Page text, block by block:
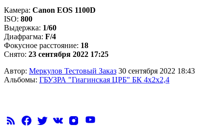
Камера: Canon EOS 1100D
ISO: 800
Выдержка: 1/60
Диафрагма: F/4
Фокусное расстояние: 18
Снято: 23 сентября 2022 17:25
Автор: Меркулов Тестовый Заказ 30 сентября 2022 18:43
Альбомы: ГБУЗРА "Гиагинская ЦРБ" БК 4х2х2,4